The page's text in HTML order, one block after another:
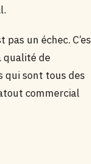
pas un échec.
qualité de
qui sont tous des
commercial